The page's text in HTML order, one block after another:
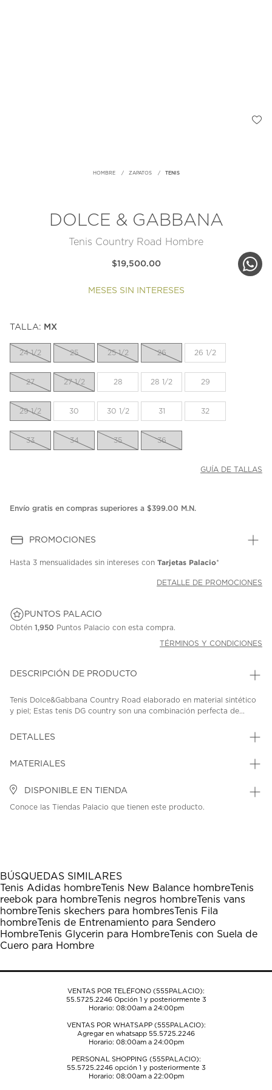
HOMBRE ZAPATOS TENIS
DOLCE & GABBANA
Tenis Country Road Hombre
$19,500.00
MESES SIN INTERESES
TALLA: MX
24 1/2 25 25 1/2 26 26 1/2
27 27 1/2 28 28 1/2 29
29 1/2 30 30 1/2 31 32
33 34 35 36
GUÍA DE TALLAS
Envío gratis en compras superiores a $399.00 M.N.
PROMOCIONES
Hasta 3 mensualidades sin intereses con Tarjetas Palacio*
DETALLE DE PROMOCIONES
PUNTOS PALACIO
Obtén 1,950 Puntos Palacio con esta compra.
TÉRMINOS Y CONDICIONES
DESCRIPCIÓN DE PRODUCTO
Tenis Dolce&Gabbana Country Road elaborado en material sintético
y piel; Estas tenis DG country son una combinación perfecta de...
DETALLES
MATERIALES
DISPONIBLE EN TIENDA
Conoce las Tiendas Palacio que tienen este producto.
BÚSQUEDAS SIMILARES
Tenis Adidas hombreTenis New Balance hombreTenis
reebok para hombreTenis negros hombreTenis vans
hombreTenis skechers para hombresTenis Fila
hombreTenis de Entrenamiento para Sendero
HombreTenis Glycerin para HombreTenis con Suela de
Cuero para Hombre
VENTAS POR TELÉFONO (555PALACIO):
55.5725.2246Opción 1 y posteriormente 3
Horario: 08:00am a 24:00pm
VENTAS POR WHATSAPP (555PALACIO):
Agregar en whatsapp 55.5725.2246
Horario: 08:00am a 24:00pm
PERSONAL SHOPPING (555PALACIO):
55.5725.2246opción 1 y posteriormente 3
Horario: 08:00am a 22:00pm